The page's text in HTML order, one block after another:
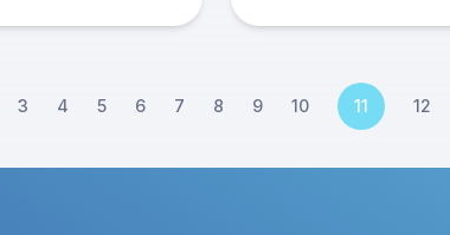
3 4 5 6 7 8 9 10 11 12